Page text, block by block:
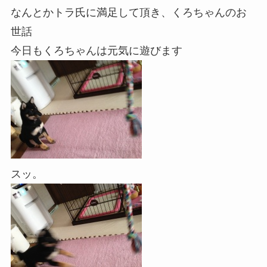
なんとかトラ氏に満足して頂き、くろちゃんのお
世話
今日もくろちゃんは元気に遊びます
スッ。